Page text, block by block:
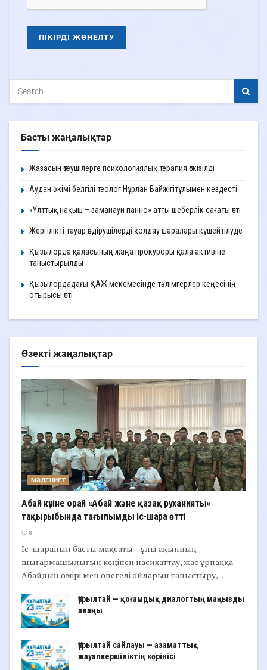
Басты жаңалықтар
Жазасын өтеушілерге психологиялық терапия өткізілді
Аудан әкімі белгілі теолог Нұрлан Байжігітұлымен кездесті
«Ұлттық нақыш – заманауи панно» атты шеберлік сағаты өтті
Жергілікті тауар өндірушілерді қолдау шаралары күшейтілуде
Қызылорда қаласының жаңа прокуроры қала активіне
таныстырылды
Қызылордадағы ҚАЖ мекемесінде тәлімгерлер кеңесінің
отырысы өтті
Өзекті жаңалықтар
МӘДЕНИЕТ
Абай күніне орай «Абай және қазақ руханияты»
тақырыбында тағылымды іс-шара өтті
0
Іс-шараның басты мақсаты – ұлы ақынның
шығармашылығын кеңінен насихаттау, жас ұрпаққа
Абайдың өмірі мен өнегелі ойларын таныстыру,...
Құрылтай — қоғамдық диалогтың маңызды
алаңы
Құрылтай сайлауы — азаматтық
жауапкершіліктің көрінісі